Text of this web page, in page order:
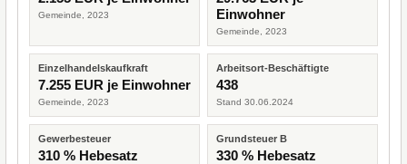
Gemeinde, 2023
Einwohner
Gemeinde, 2023
Einzelhandelskaufkraft
7.255 EUR je Einwohner
Gemeinde, 2023
Arbeitsort-Beschäftigte
438
Stand 30.06.2024
Gewerbesteuer
310 % Hebesatz
Grundsteuer B
330 % Hebesatz